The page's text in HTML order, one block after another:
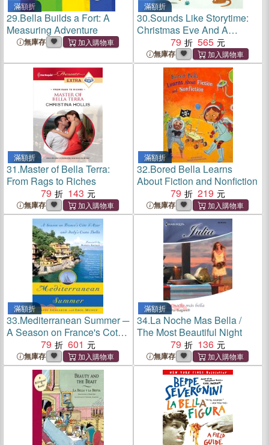
滿額折
29.Bella Builds a Fort: A
Measuring Adventure
無庫存
滿額折
30.Sounds Like Storytime:
Christmas Eve And A
Miracle For Bella!
79 565
無庫存
滿額折
31.Master of Bella Terra:
From Rags to Riches
79
143
無庫存
滿額折
32.Bored Bella Learns
About Fiction and Nonfiction
79
219
無庫存
滿額折
33.Mediterranean Summer ─
A Season on France's Cote
D'azur and Italy's Costa
Bella
79 601
無庫存
滿額折
34.La Noche Mas Bella /
The Most Beautiful Night
79
136
無庫存